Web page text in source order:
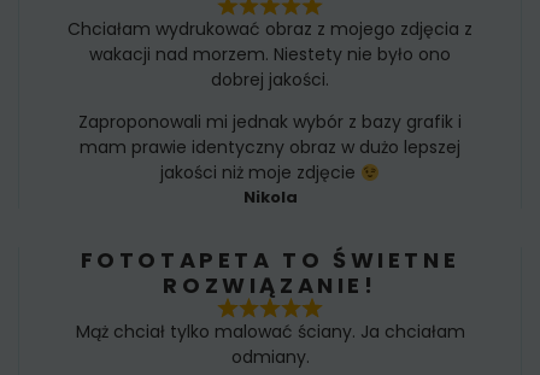
Chciałam wydrukować obraz z mojego zdjęcia z
wakacji nad morzem. Niestety nie było ono
dobrej jakości.
Zaproponowali mi jednak wybór z bazy grafik i
mam prawie identyczny obraz w dużo lepszej
jakości niż moje zdjęcie
Nikola
FOTOTAPETA TO ŚWIETNE
ROZWIĄZANIE!
Mąż chciał tylko malować ściany. Ja chciałam
odmiany.